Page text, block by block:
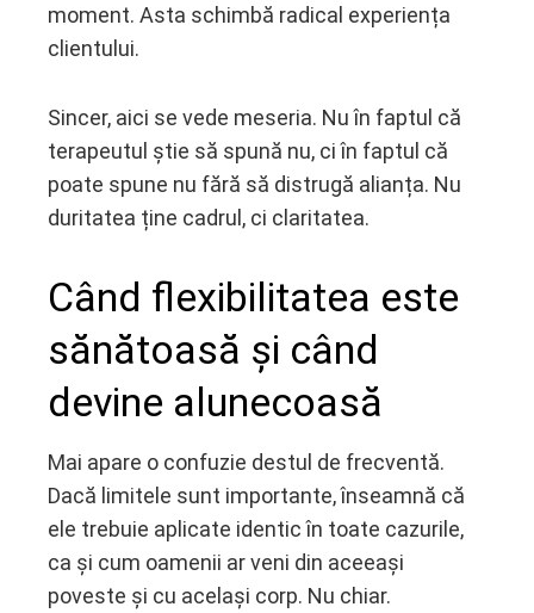
moment. Asta schimbă radical experiența
clientului.
Sincer, aici se vede meseria. Nu în faptul că
terapeutul știe să spună nu, ci în faptul că
poate spune nu fără să distrugă alianța. Nu
duritatea ține cadrul, ci claritatea.
Când flexibilitatea este
sănătoasă și când
devine alunecoasă
Mai apare o confuzie destul de frecventă.
Dacă limitele sunt importante, înseamnă că
ele trebuie aplicate identic în toate cazurile,
ca și cum oamenii ar veni din aceeași
poveste și cu același corp. Nu chiar.